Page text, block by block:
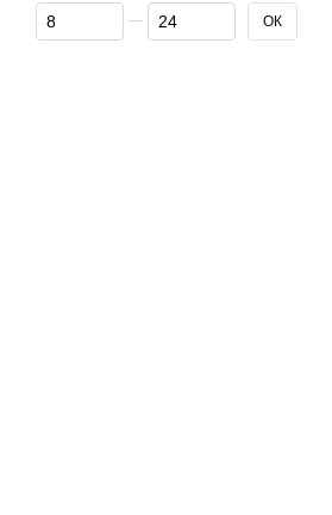
Від Збільшення, крат
До Збільшення, крат ОК